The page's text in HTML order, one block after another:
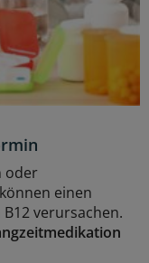
oder
einen
verursachen.